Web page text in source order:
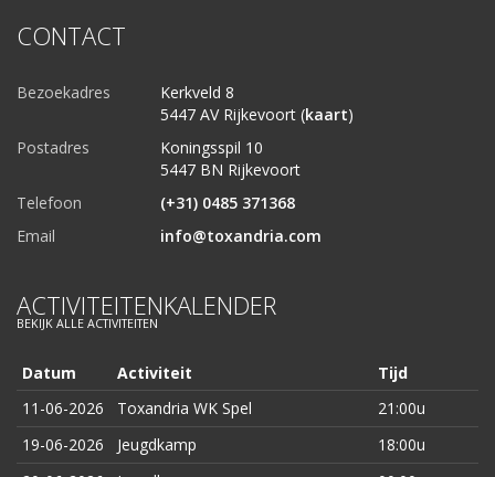
CONTACT
Bezoekadres
Kerkveld 8
5447 AV Rijkevoort (kaart)
Postadres
Koningsspil 10
5447 BN Rijkevoort
Telefoon
(+31) 0485 371368
Email
info@toxandria.com
ACTIVITEITENKALENDER
BEKIJK ALLE ACTIVITEITEN
Datum Activiteit
Tijd
11-06-2026
Toxandria WK Spel
21:00u
19-06-2026
Jeugdkamp
18:00u